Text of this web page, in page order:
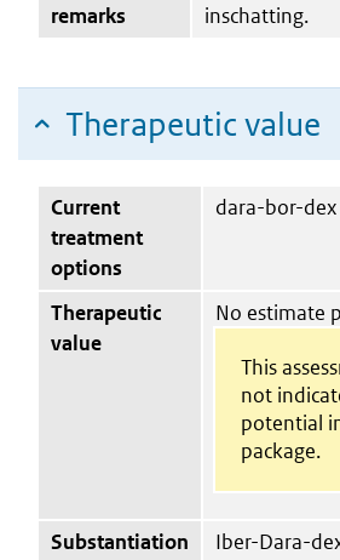
remarks
inschatting.
Therapeutic value
Current
treatment
options
dara-bor-dex
Therapeutic
value
No estimate
This
not
potential
package.
Substantiation
Iber-Dara-